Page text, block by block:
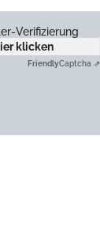
Verifizierung
klicken
FriendlyCaptcha ⇗